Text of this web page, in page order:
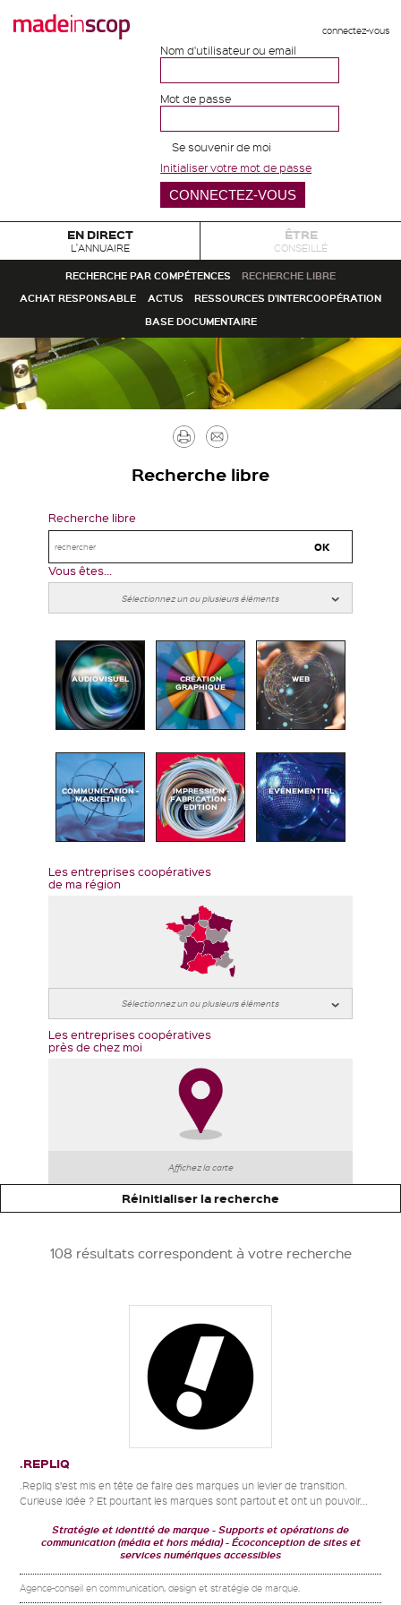
connectez-vous
Nom d'utilisateur ou email
Mot de passe
Se souvenir de moi
Initialiser votre mot de passe
EN DIRECT
L'ANNUAIRE
ÊTRE
CONSEILLÉ
RECHERCHE PAR COMPÉTENCES
RECHERCHE LIBRE
ACHAT RESPONSABLE
ACTUS
RESSOURCES D'INTERCOOPÉRATION
BASE DOCUMENTAIRE
Imprimer
Recherche libre
Recherche libre
Vous êtes...
AUDIOVISUEL CRÉATION
GRAPHIQUE
WEB
COMMUNICATION -
MARKETING
IMPRESSION -
FABRICATION -
EDITION
ÉVÉNEMENTIEL
Les entreprises coopératives
de ma région
Les entreprises coopératives
près de chez moi
Affichez la carte
Réinitialiser la recherche
108 résultats correspondent à votre recherche
.REPLIQ
.Repliq s’est mis en tête de faire des marques un levier de transition.
Curieuse idée ? Et pourtant les marques sont partout et ont un pouvoir...
Stratégie et identité de marque
Supports et opérations de
communication (média et hors média)
Écoconception de sites et
services numériques accessibles
Agence-conseil en communication, design et stratégie de marque.